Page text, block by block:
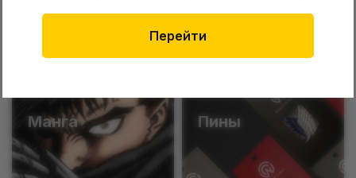
Перейти
Funko Катаны
Манга Пины